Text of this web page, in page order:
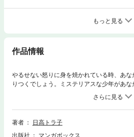
もっと見る
作品情報
やるせない怒りに身を焼かれている時、あ
りつくでしょう。ミステリアスな少年があ
なる依頼者は、娘を持つ離婚した家庭の父
に金儲けをしていると疑うが、果たして…！？
著者
日高トラ子
出版社
マンガボックス